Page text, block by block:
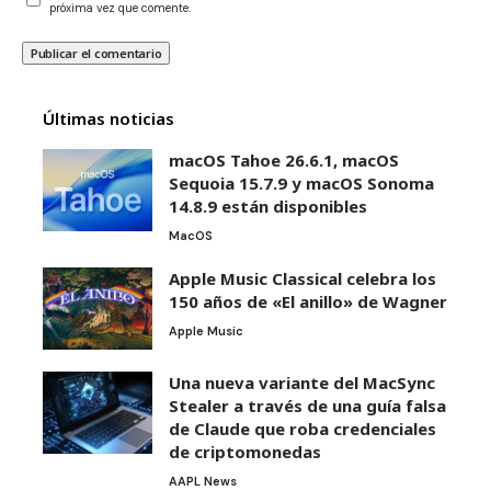
próxima vez que comente.
Últimas noticias
macOS Tahoe 26.6.1, macOS
Sequoia 15.7.9 y macOS Sonoma
14.8.9 están disponibles
MacOS
Apple Music Classical celebra los
150 años de «El anillo» de Wagner
Apple Music
Una nueva variante del MacSync
Stealer a través de una guía falsa
de Claude que roba credenciales
de criptomonedas
AAPL News